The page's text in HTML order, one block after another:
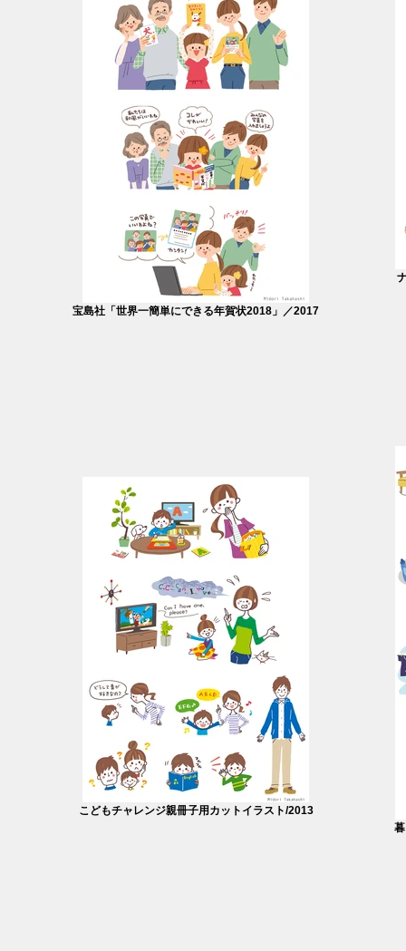
宝島社「世界一簡単にできる年賀状2018」／2017
こどもチャレンジ親冊子用カットイラスト/2013